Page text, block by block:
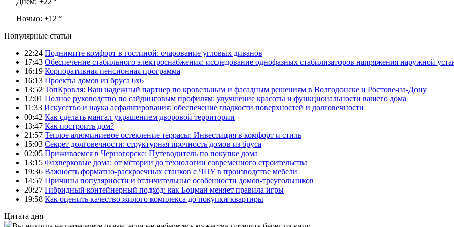
Ночью: +12 °
Популярные статьи
22:24 Поднимите комфорт в гостиной: очарование угловых диванов
17:43 Обеспечение стабильного электроснабжения: исследование однофазных стабилизаторов напряжения наружной
16:19 Корпоративная пенсионная программа
16:13 Проекты домов из бруса 6х6
13:52 ТопКровля: Ваш надежный партнер по кровельным и фасадным решениям в Волгодонске и Ростове-на-Дону
12:01 Полное руководство по сайдинговым профилям: улучшение красоты и функциональности вашего дома
11:33 Искусство и наука асфальтирования: обеспечение гладкости поверхностей и долговечности
00:42 Как сделать мангал украшением дворовой территории
13:47 Как построить дом?
21:57 Теплое алюминиевое остекление террасы: Инвестиция в комфорт и стиль
15:03 Секрет долговечности: структурная прочность домов из бруса
02:05 Приживаемся в Черногорске: Путеводитель по покупке дома
13:15 Фахверковые дома: от мстории до технологии современного строительства
19:36 Важность форматно-раскроечных станков с ЧПУ в производстве мебели
14:57 Причины популярности и отличительные особенности домов-треугольников
20:27 Гибридный контейнерный подход: как Боцман меняет правила игры
19:58 Как оценить качество жилого комплекса до покупки квартиры
Цитата дня